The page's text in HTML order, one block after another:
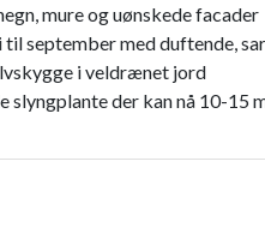
mure og uønskede facader
september med duftende,
i veldrænet jord
slyngplante der kan nå 10-15